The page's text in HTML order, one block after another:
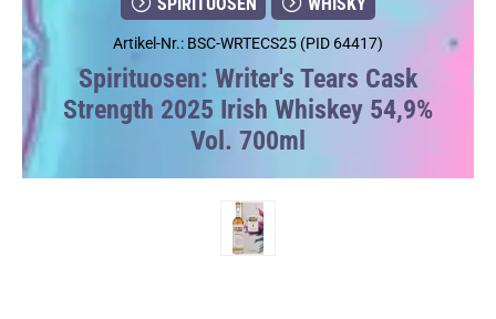
Artikel-Nr.: BSC-WRTECS25 (PID 64417)
Spirituosen: Writer's Tears Cask
Strength 2025 Irish Whiskey 54,9%
Vol. 700ml